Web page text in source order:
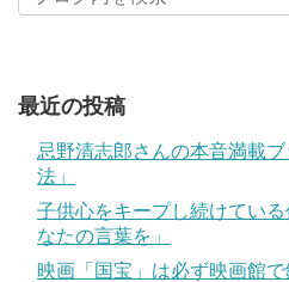
最近の投稿
忌野清志郎さんの本音満載
法」
子供心をキープし続けてい
なたの言葉を」
映画「国宝」は必ず映画館で